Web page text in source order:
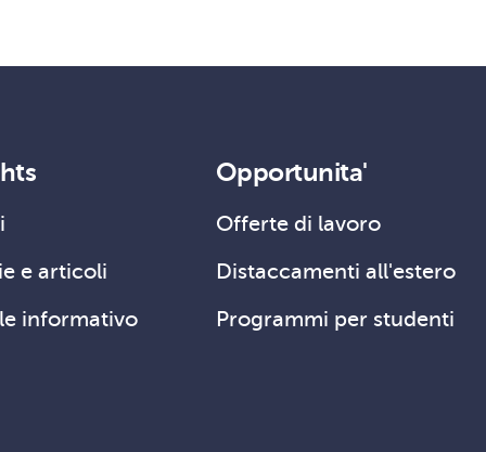
e articoli
informativo
Opportunita'
Offerte di lavoro
Distaccamenti all'estero
Programmi per studenti